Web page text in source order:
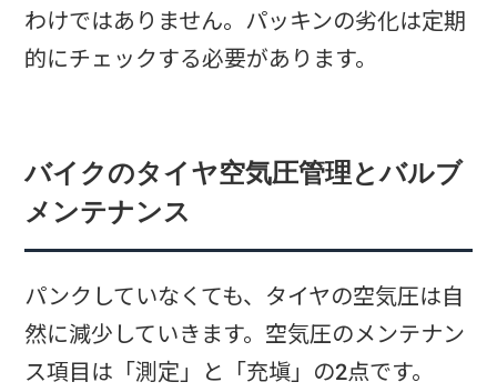
わけではありません。パッキンの劣化は定期
的にチェックする必要があります。
バイクのタイヤ空気圧管理とバルブ
メンテナンス
パンクしていなくても、タイヤの空気圧は自
然に減少していきます。空気圧のメンテナン
ス項目は「測定」と「充塡」の2点です。